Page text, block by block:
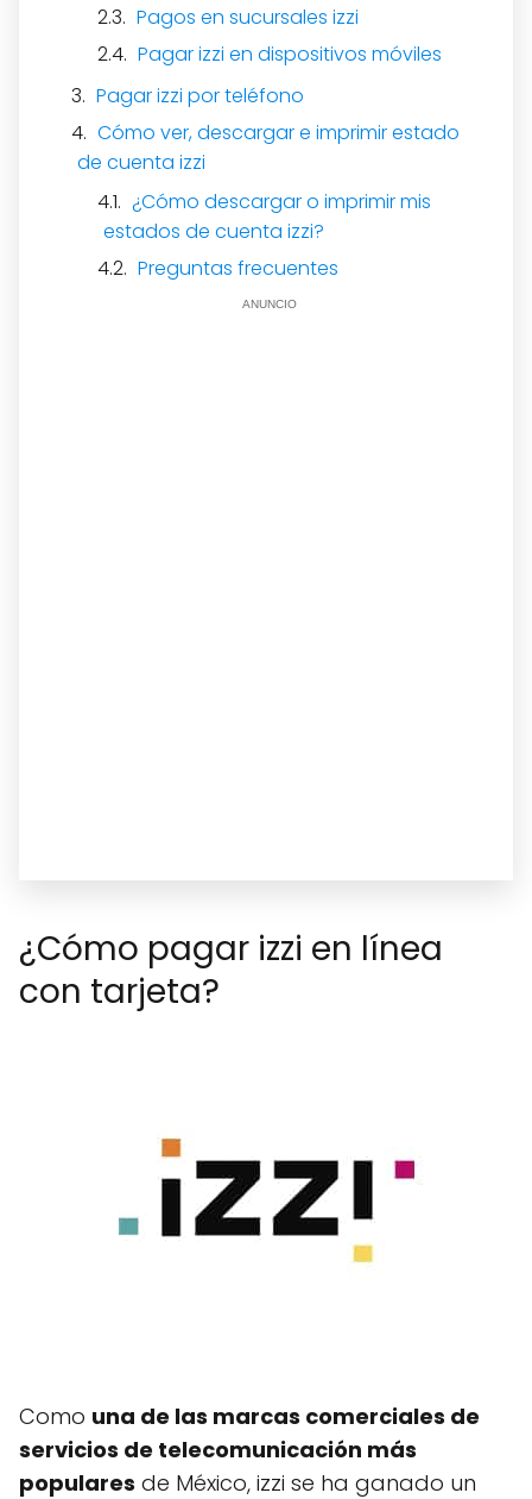
Pagos en sucursales izzi
Pagar izzi en dispositivos móviles
Pagar izzi por teléfono
Cómo ver, descargar e imprimir estado
de cuenta izzi
¿Cómo descargar o imprimir mis
estados de cuenta izzi?
Preguntas frecuentes
ANUNCIO
¿Cómo pagar izzi en línea
con tarjeta?
Como una de las marcas comerciales de
servicios de telecomunicación más
populares de México, izzi se ha ganado un